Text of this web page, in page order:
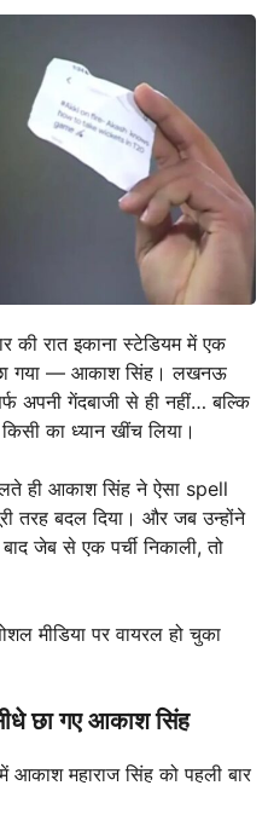
रात इकाना स्टेडियम में एक
छा गया — आकाश सिंह। लखनऊ
अपनी गेंदबाजी से ही नहीं… बल्कि
का ध्यान खींच लिया।
ही आकाश सिंह ने ऐसा spell
तरह बदल दिया। और जब उन्होंने
जेब से एक पर्ची निकाली, तो
मीडिया पर वायरल हो चुका
छा गए आकाश सिंह
महाराज सिंह को पहली बार